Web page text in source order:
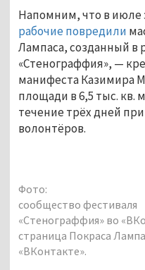
Напомним, что в июле
рабочие повредили
Лампаса, созданный в
«Стенограффия», —
манифеста Казимира
площади в 6,5 тыс. кв.
течение трёх дней
волонтёров.
Фото:
сообщество фестиваля
«Стенограффия» во
страница Покраса
«ВКонтакте».